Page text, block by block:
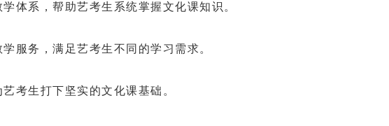
系，帮助艺考生系统掌握文化课知识。
务，满足艺考生不同的学习需求。
生打下坚实的文化课基础。